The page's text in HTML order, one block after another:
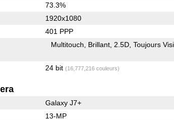
73.3%
1920x1080
401 PPP
Multitouch Brillant 2.5D Toujours
24 bit (16,777,216 couleurs)
Galaxy J7+
13-MP